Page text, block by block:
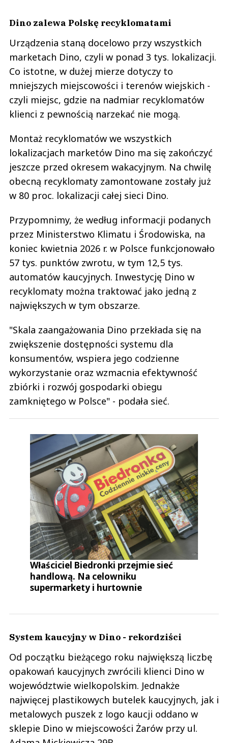
Dino zalewa Polskę recyklomatami
Urządzenia staną docelowo przy wszystkich
marketach Dino, czyli w ponad 3 tys. lokalizacji.
Co istotne, w dużej mierze dotyczy to
mniejszych miejscowości i terenów wiejskich -
czyli miejsc, gdzie na nadmiar recyklomatów
klienci z pewnością narzekać nie mogą.
Montaż recyklomatów we wszystkich
lokalizacjach marketów Dino ma się zakończyć
jeszcze przed okresem wakacyjnym. Na chwilę
obecną recyklomaty zamontowane zostały już
w 80 proc. lokalizacji całej sieci Dino.
Przypomnimy, że według informacji podanych
przez Ministerstwo Klimatu i Środowiska, na
koniec kwietnia 2026 r. w Polsce funkcjonowało
57 tys. punktów zwrotu, w tym 12,5 tys.
automatów kaucyjnych. Inwestycję Dino w
recyklomaty można traktować jako jedną z
największych w tym obszarze.
"Skala zaangażowania Dino przekłada się na
zwiększenie dostępności systemu dla
konsumentów, wspiera jego codzienne
wykorzystanie oraz wzmacnia efektywność
zbiórki i rozwój gospodarki obiegu
zamkniętego w Polsce" - podała sieć.
Właściciel Biedronki przejmie sieć
handlową. Na celowniku
supermarkety i hurtownie
System kaucyjny w Dino - rekordziści
Od początku bieżącego roku największą liczbę
opakowań kaucyjnych zwrócili klienci Dino w
województwie wielkopolskim. Jednakże
najwięcej plastikowych butelek kaucyjnych, jak i
metalowych puszek z logo kaucji oddano w
sklepie Dino w miejscowości Żarów przy ul.